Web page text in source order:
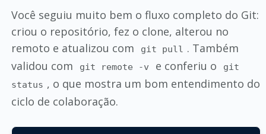
Você seguiu muito bem o fluxo completo do Git:
criou o repositório, fez o clone, alterou no
remoto e atualizou com
git pull . Também
validou com
git remote -v e conferiu o
git
status , o que mostra um bom entendimento do
ciclo de colaboração.